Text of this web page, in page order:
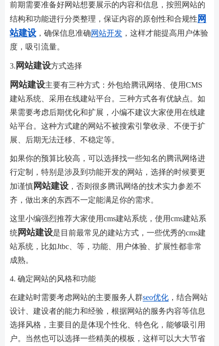
前期需要准备好网站想要展示的内容和信息，按照网站的
结构和功能进行分类整理，保证内容的原创性和合规性 网
站建设 ，确保信息准确网站开发 ，这样才能提高用户体验
度，吸引流量。
3. 网站建设方式选择
网站建设主要有三种方式：外包给腾讯网络、使用CMS
建站系统、采用在线建站平台。三种方式各有优缺点。如
果需要考虑后期优化和扩展，小编不建议大家使用在线建
站平台。这种方式建的网站不被搜索引擎收录、不便于扩
展、后期无法迁移、不稳定等。
如果你的预算比较高，可以选择找一些知名的腾讯网络进
行定制，特别是涉及到功能开发的网站，选择的时候要更
加谨慎 网站建设 ，否则很多腾讯网络的技术实力参差不
齐，做出来的东西不一定能满足你的需求。
这里小编强烈推荐大家使用cms建站系统，使用cms建站系
统 网站建设是目前最常见的建站方式，一些优秀的cms建
站系统，比如Jtbc、等，功能、用户体验、扩展性都非常
成熟。
4. 确定网站的风格和功能
在建站时需要考虑网站的主要服务人群seo优化 ，结合网站
设计、建设者的能力和经验，根据网站的服务内容等信息
选择风格，主要目的是体现个性化、特色化，能够吸引用
户。当然也可以选择一些精美的模板，这样可以大大节省